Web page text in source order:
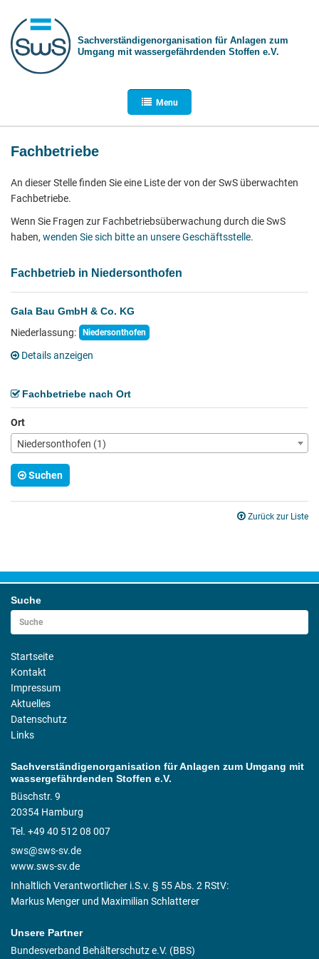
Sachverständigen­organisation für Anlagen zum
Umgang mit wasser­gefährdenden Stoffen e.V.
Menu
Fachbetriebe
An dieser Stelle finden Sie eine Liste der von der SwS überwachten
Fachbetriebe.
Wenn Sie Fragen zur Fachbetriebsüberwachung durch die SwS
haben, wenden Sie sich bitte an unsere Geschäftsstelle.
Fachbetrieb in Niedersonthofen
Gala Bau GmbH & Co. KG
Niederlassung:
Niedersonthofen
Details anzeigen
Fachbetriebe nach Ort
Ort
Niedersonthofen (1)
Suchen
Zurück zur Liste
Suche
Startseite
Kontakt
Impressum
Aktuelles
Datenschutz
Links
Sachverständigenorganisation für Anlagen zum Umgang mit
wassergefährdenden Stoffen e.V.
Büschstr. 9
20354 Hamburg
Tel. +49 40 512 08 007
sws@sws-sv.de
www.sws-sv.de
Inhaltlich Verantwortlicher i.S.v. § 55 Abs. 2 RStV:
Markus Menger und Maximilian Schlatterer
Unsere Partner
Bundesverband Behälterschutz e.V. (BBS)